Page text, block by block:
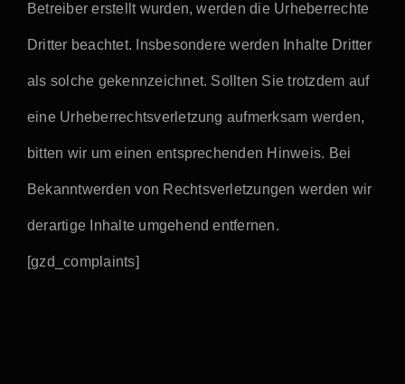
Betreiber erstellt wurden, werden die Urheberrechte
Dritter beachtet. Insbesondere werden Inhalte Dritter
als solche gekennzeichnet. Sollten Sie trotzdem auf
eine Urheberrechtsverletzung aufmerksam werden,
bitten wir um einen entsprechenden Hinweis. Bei
Bekanntwerden von Rechtsverletzungen werden wir
derartige Inhalte umgehend entfernen.
[gzd_complaints]